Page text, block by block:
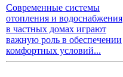
Современные системы
отопления и водоснабжения
в частных домах играют
важную роль в обеспечении
комфортных условий...